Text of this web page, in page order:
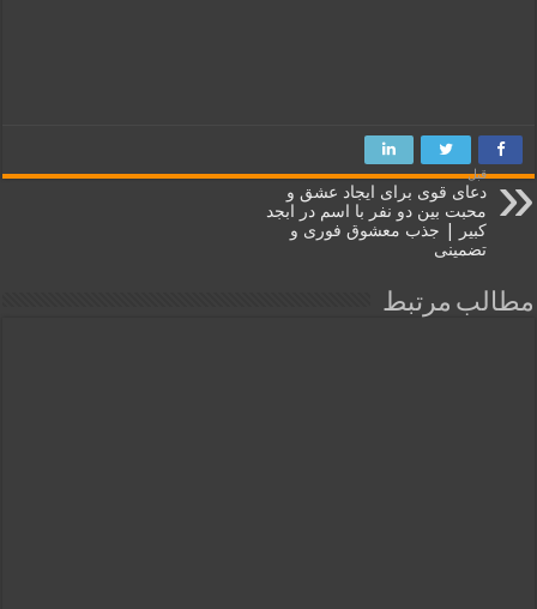
قبل
دعای قوی برای ایجاد عشق و
محبت بین دو نفر با اسم در ابجد
کبیر | جذب معشوق فوری و
تضمینی
مطالب مرتبط